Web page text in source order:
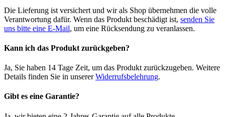
Die Lieferung ist versichert und wir als Shop übernehmen die volle
Verantwortung dafür. Wenn das Produkt beschädigt ist, senden Sie
uns bitte eine E-Mail, um eine Rücksendung zu veranlassen.
Kann ich das Produkt zurückgeben?
Ja, Sie haben 14 Tage Zeit, um das Produkt zurückzugeben. Weitere
Details finden Sie in unsererWiderrufsbelehrung.
Gibt es eine Garantie?